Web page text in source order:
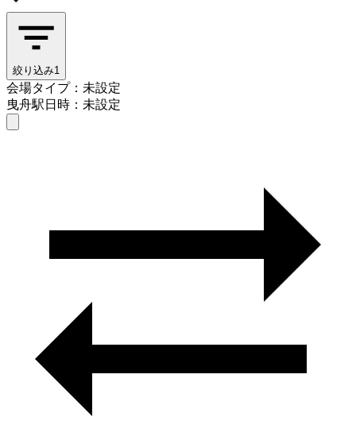
絞り込み1
会場タイプ：未設定
曳舟駅日時：未設定